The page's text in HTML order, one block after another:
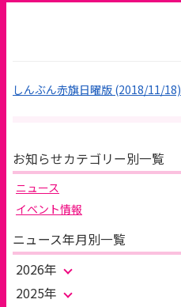
しんぶん赤旗日曜版 (2018/11/18)
お知らせカテゴリー別一覧
ニュース
イベント情報
ニュース年月別一覧
2026年
2025年